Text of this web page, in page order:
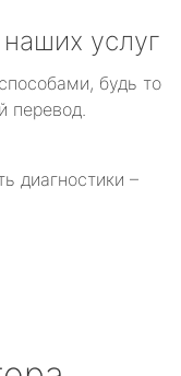
услуг
будь то
перевод.
диагностики –